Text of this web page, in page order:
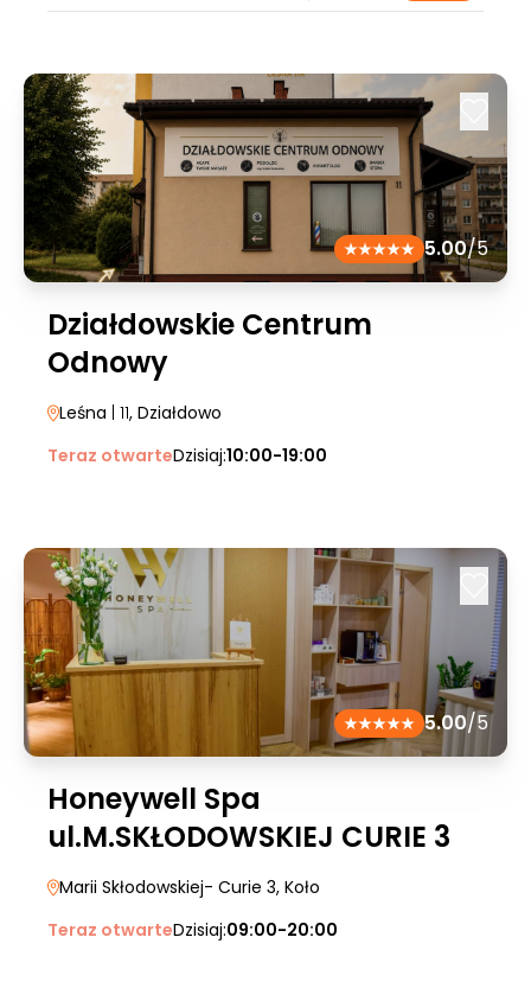
5.00/5
Działdowskie Centrum
Odnowy
Leśna | 11, Działdowo
Teraz otwarteDzisiaj:10:00-19:00
5.00/5
Honeywell Spa
ul.M.SKŁODOWSKIEJ CURIE 3
Marii Skłodowskiej- Curie 3, Koło
Teraz otwarteDzisiaj:09:00-20:00